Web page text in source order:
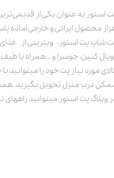
محصول ایرانی و خارجی
شاپ پت استور، ویترینی از
کنین، جوسرا و .. همراه با
مورد نیاز پت خود را میتوانید
درب منزل تحویل بگیرید.
وبلاگ پت استور میتوانید